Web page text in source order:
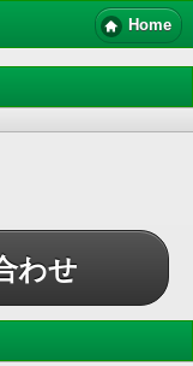
Home
わせ